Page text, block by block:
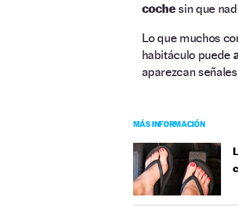
cochesin que
Lo que muchos
habitáculo puede
aparezcan
MÁS INFORMACIÓN